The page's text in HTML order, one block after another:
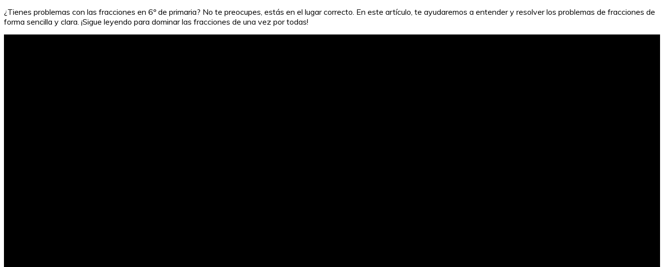
¿Tienes problemas con las fracciones en 6º de primaria? No te preocupes, estás en el lugar correcto. En este artículo, te ayudaremos a entender y resolver los problemas de fracciones de
forma sencilla y clara. ¡Sigue leyendo para dominar las fracciones de una vez por todas!